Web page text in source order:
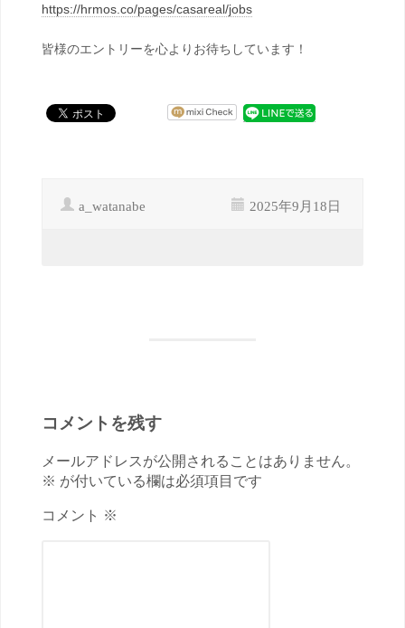
https://hrmos.co/pages/casareal/jobs
皆様のエントリーを心よりお待ちしています！
a_watanabe 2025年9月18日
コメントを残す
メールアドレスが公開されることはありません。
※ が付いている欄は必須項目です
コメント ※